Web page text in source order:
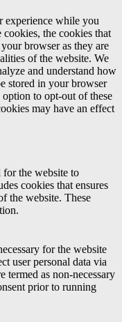
experience while you
the cookies that
browser as they are
of the website. We
and understand how
stored in your browser
to opt-out of these
may have an effect
for the website to
cookies that ensures
the website. These
for the website
user personal data via
termed as non-necessary
prior to running